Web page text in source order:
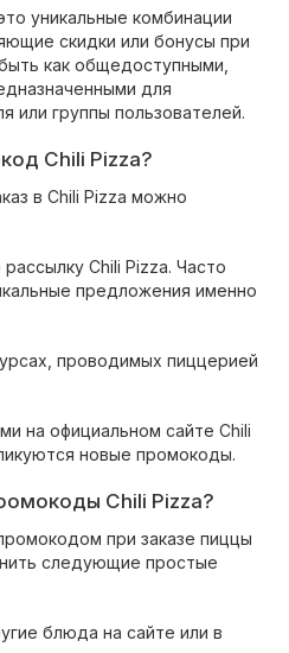
уникальные комбинации
скидки или бонусы при
как общедоступными,
для
или группы пользователей.
Chili Pizza?
в Chili Pizza можно
Chili Pizza. Часто
предложения именно
проводимых пиццерией
на официальном сайте Chili
новые промокоды.
Chili Pizza?
при заказе пиццы
следующие простые
блюда на сайте или в